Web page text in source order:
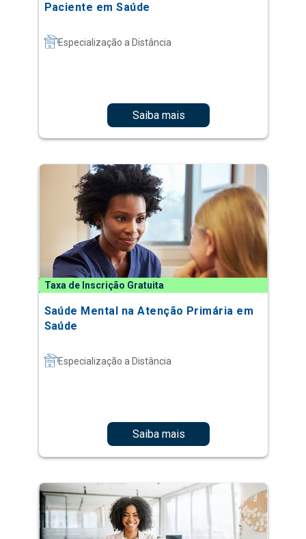
Paciente em Saúde
Especialização a Distância
Saiba mais
Taxa de Inscrição Gratuita
Saúde Mental na Atenção Primária em
Saúde
Especialização a Distância
Saiba mais